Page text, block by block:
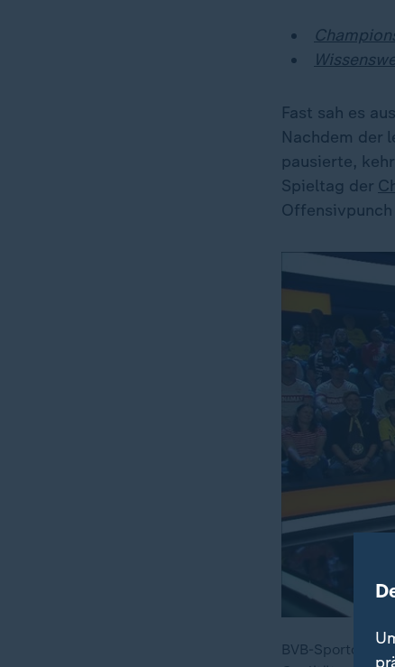
Fast sah es
Nachdem der
pausierte,
Spieltag der
BVB-